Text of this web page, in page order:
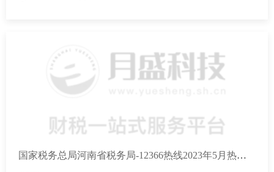
国家税务总局河南省税务局-12366热线2023年5月热点问题